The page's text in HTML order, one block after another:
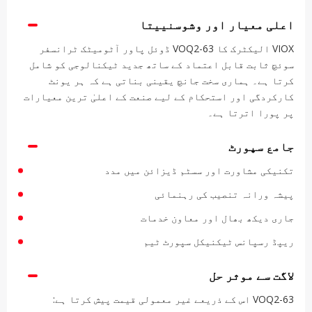
اعلی معیار اور وشوسنییتا
VIOX الیکٹرک کا VOQ2-63 ڈوئل پاور آٹومیٹک ٹرانسفر
سوئچ ثابت قابل اعتماد کے ساتھ جدید ٹیکنالوجی کو شامل
کرتا ہے۔ ہماری سخت جانچ یقینی بناتی ہے کہ ہر یونٹ
کارکردگی اور استحکام کے لیے صنعت کے اعلیٰ ترین معیارات
پر پورا اترتا ہے۔
جامع سپورٹ
تکنیکی مشاورت اور سسٹم ڈیزائن میں مدد
پیشہ ورانہ تنصیب کی رہنمائی
جاری دیکھ بھال اور معاون خدمات
ریپڈ رسپانس ٹیکنیکل سپورٹ ٹیم
لاگت سے موثر حل
VOQ2-63 اس کے ذریعے غیر معمولی قیمت پیش کرتا ہے: